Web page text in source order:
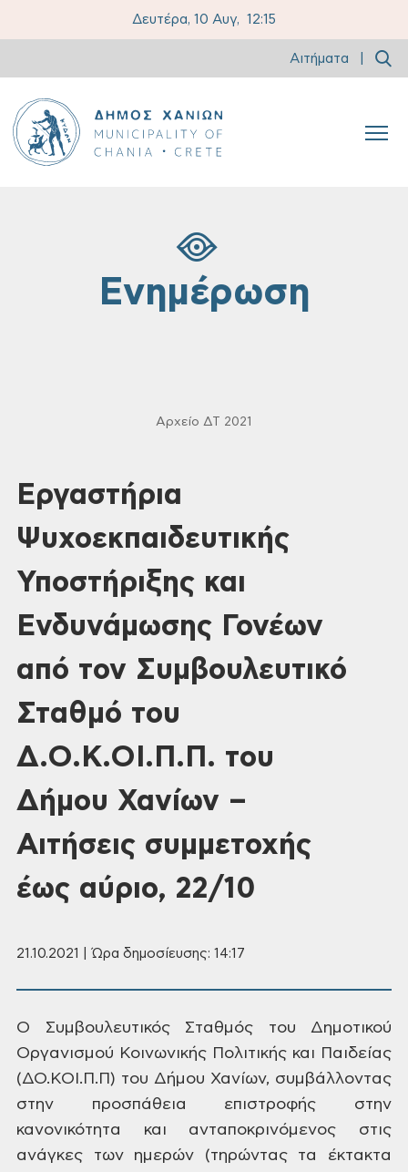
Δευτέρα, 10 Αυγ, 12:15
Αιτήματα
Ενημέρωση
Αρχείο ΔΤ 2021
Εργαστήρια
Ψυχοεκπαιδευτικής
Υποστήριξης και
Ενδυνάμωσης Γονέων
από τον Συμβουλευτικό
Σταθμό του
Δ.Ο.Κ.ΟΙ.Π.Π. του
Δήμου Χανίων –
Αιτήσεις συμμετοχής
έως αύριο, 22/10
21.10.2021 | Ώρα δημοσίευσης: 14:17
Ο Συμβουλευτικός Σταθμός του Δημοτικού
Οργανισμού Κοινωνικής Πολιτικής και Παιδείας
(ΔΟ.ΚΟΙ.Π.Π) του Δήμου Χανίων, συμβάλλοντας
στην προσπάθεια επιστροφής στην
κανονικότητα και ανταποκρινόμενος στις
ανάγκες των ημερών (τηρώντας τα
έκτακτα